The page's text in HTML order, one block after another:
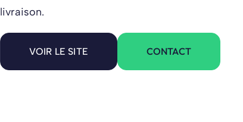
livraison.
VOIR LE SITE CONTACT